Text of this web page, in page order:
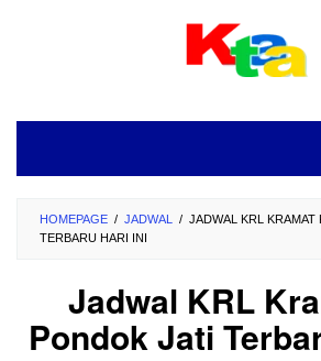
HOMEPAGE / JADWAL / JADWAL KRL KRAMAT
TERBARU HARI INI
Jadwal KRL
Pondok Jati